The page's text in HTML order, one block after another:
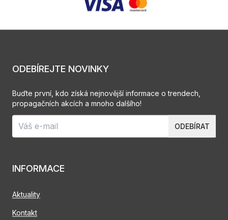
INFORMACE
Aktuality
Kontakt
ODEBÍREJTE NOVINKY
Buďte první, kdo získá nejnovější informace o trendech,
propagačních akcích a mnoho dalšího!
ODEBÍRAT